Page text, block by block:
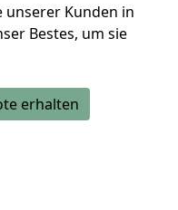
unserer Kunden in
Bestes, um sie
erhalten